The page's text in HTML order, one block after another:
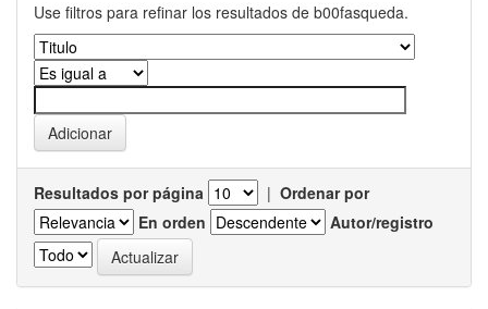
Use filtros para refinar los resultados de b00fasqueda.
Resultados por página | Ordenar por
En orden
Autor/registro